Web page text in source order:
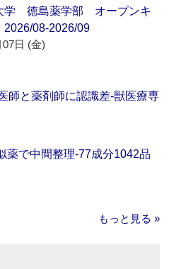
学 徳島薬学部 オープンキ
08-2026/09
07日 (金)
師と薬剤師に認識差‐獣医療専
薬で中間整理‐77成分1042品
もっと見る »